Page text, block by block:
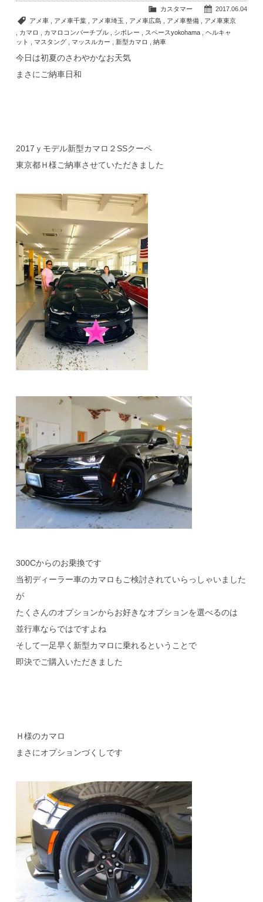
2017.06.04
カスタマー
アメ車, アメ車千葉, アメ車埼玉 アメ車広島 アメ車整備,
アメ車東京
カマロ カマロコンバーチブル, シボレー スペースyokohama ,ヘルキャ
ット
マスタング, マッスルカー 新型カマロ 納車
今日は初夏のさわやかなお天気
まさにご納車日和
2017ｙモデル新型カマロ２SSクーペ
東京都Ｈ様ご納車させていただきました
300Cからのお乗換です
当初ディーラー車のカマロもご検討されていらっしゃいました
が
たくさんのオプションからお好きなオプションを選べるのは
並行車ならではですよね
そして一足早く新型カマロに乗れるということで
即決でご購入いただきました
Ｈ様のカマロ
まさにオプションづくしです